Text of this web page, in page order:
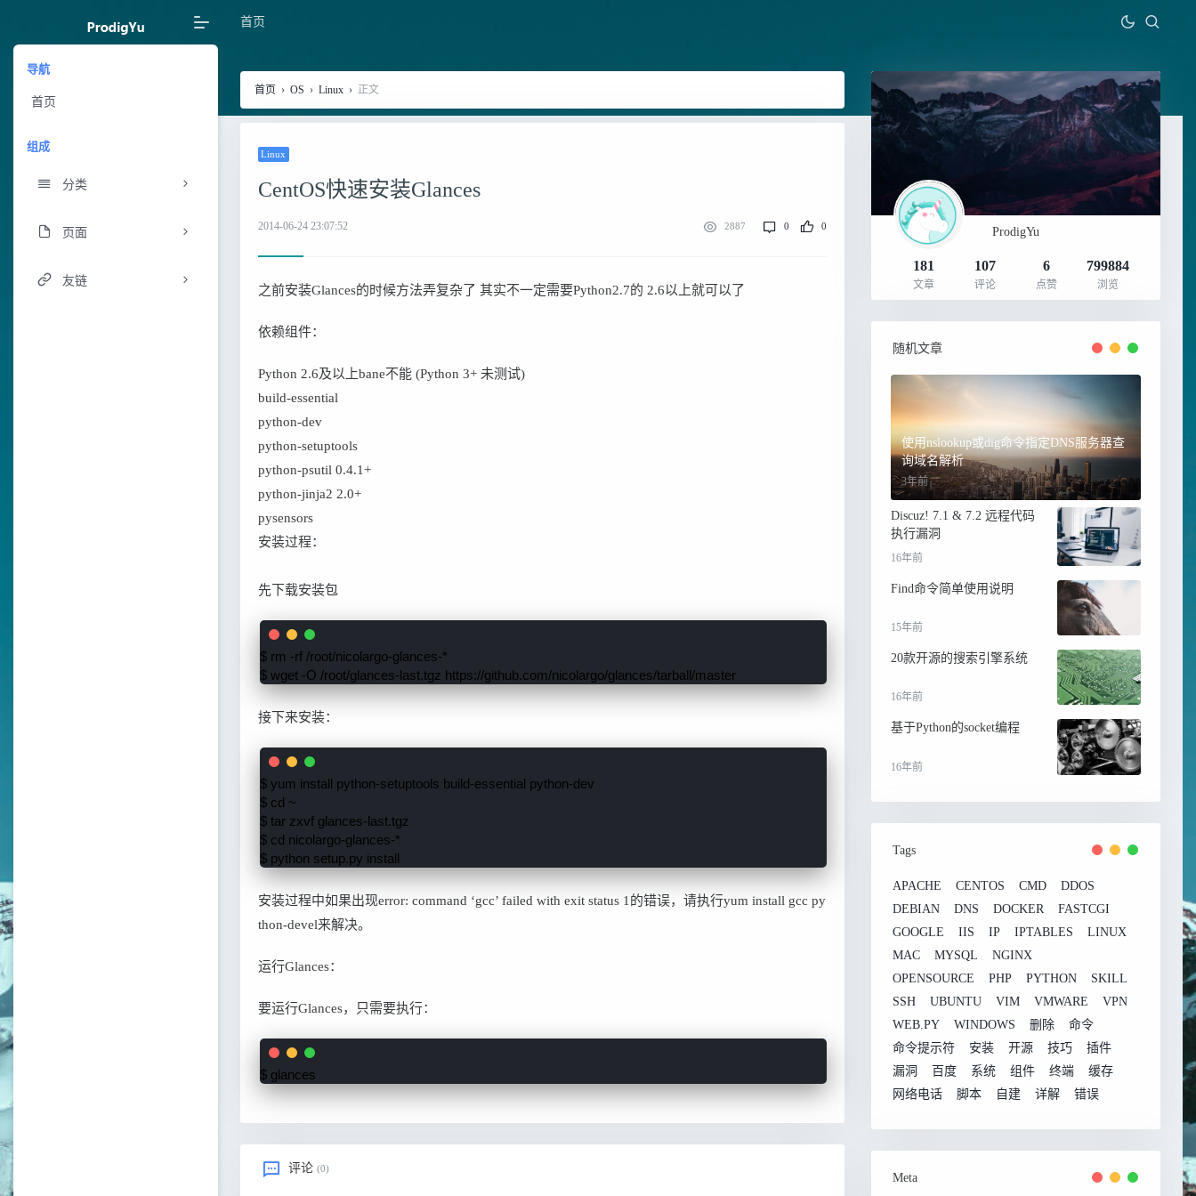
导航
首页
组成
分类
页面
友链
首页
首页 › OS › Linux › 正文
Linux
CentOS快速安装Glances
2014-06-24 23:07:52 2887 0 0
之前安装Glances的时候方法弄复杂了 其实不一定需要Python2.7的 2.6以上就可以了
依赖组件：
Python 2.6及以上bane不能 (Python 3+ 未测试)
build-essential
python-dev
python-setuptools
python-psutil 0.4.1+
python-jinja2 2.0+
pysensors
安装过程：
先下载安装包
$ rm -rf /root/nicolargo-glances-*
$ wget -O /root/glances-last.tgz https://github.com/nicolargo/glances/tarball/master
接下来安装：
$ yum install python-setuptools build-essential python-dev
$ cd ~
$ tar zxvf glances-last.tgz
$ cd nicolargo-glances-*
$ python setup.py install
安装过程中如果出现error: command ‘gcc’ failed with exit status 1的错误，请执行yum install gcc py
thon-devel来解决。
运行Glances：
要运行Glances，只需要执行：
$ glances
评论 (0)
ProdigYu
181
文章
107
评论
6
点赞
799884
浏览
随机文章
使用nslookup或dig命令指定DNS服务器查
询域名解析
3年前
Discuz! 7.1 & 7.2 远程代码
执行漏洞
16年前
Find命令简单使用说明
15年前
20款开源的搜索引擎系统
16年前
基于Python的socket编程
16年前
Tags
APACHE CENTOS CMD
DDOS
DEBIAN
DNS DOCKER
FASTCGI
GOOGLE
IIS IP IPTABLES
LINUX
MAC
MYSQL
NGINX
OPENSOURCE
PHP PYTHON
SKILL
SSH
UBUNTU VIM VMWARE
VPN
WEB.PY
WINDOWS 删除
命令
命令提示符
安装 开源 技巧
插件
漏洞
百度 系统 组件 终端
缓存
网络电话
脚本 自建 详解 错误
Meta